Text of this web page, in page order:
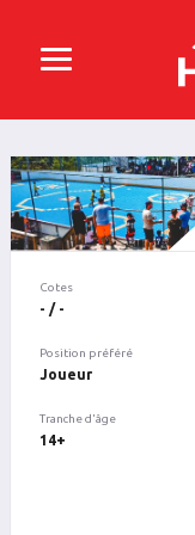
Cotes
- / -
Position préféré
Joueur
Tranche d'âge
14+